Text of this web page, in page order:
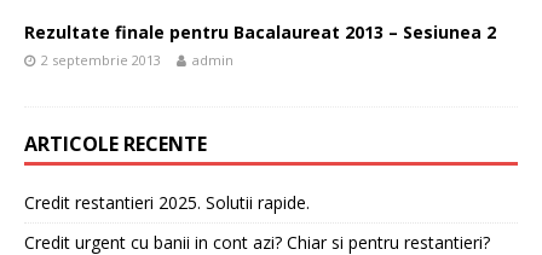
Rezultate finale pentru Bacalaureat 2013 – Sesiunea 2
2 septembrie 2013 admin
ARTICOLE RECENTE
Credit restantieri 2025. Solutii rapide.
Credit urgent cu banii in cont azi? Chiar si pentru restantieri?